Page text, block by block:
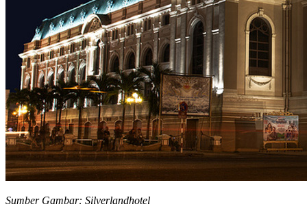
Sumber Gambar: Silverlandhotel